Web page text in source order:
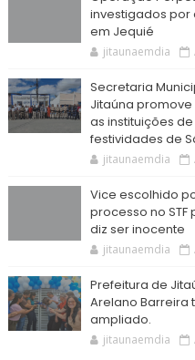
investigados
em Jequié
jitaunaemdia
Secretaria
Jitaúna
as instituições
festividades de
jitaunaemdia
Vice escolhido
processo no
diz ser inocente
jitaunaemdia
Prefeitura de
Arelano Barreira
ampliado.
jitaunaemdia